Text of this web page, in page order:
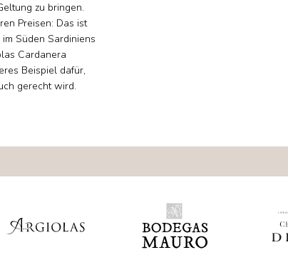
zu bringen.
Preisen: Das ist
Süden Sardiniens
Cardanera
Beispiel dafür,
gerecht wird.